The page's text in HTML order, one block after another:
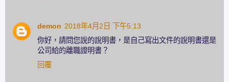
demon 2018年4月2日 下午5:13
你好，請問您說的說明書，是自己寫出文件的說明書還是
公司給的離職證明書？
回覆